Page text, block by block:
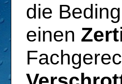
die
einen